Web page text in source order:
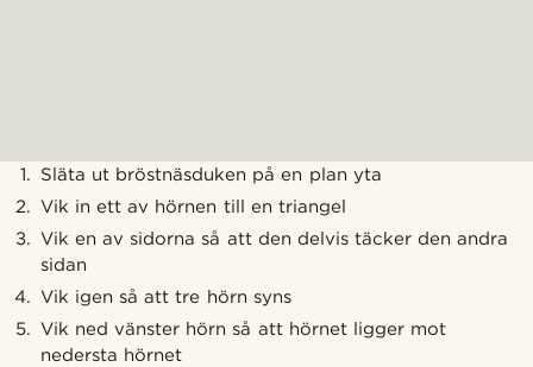
Släta ut bröstnäsduken på en plan yta
Vik in ett av hörnen till en triangel
Vik en av sidorna så att den delvis täcker den andra
sidan
Vik igen så att tre hörn syns
Vik ned vänster hörn så att hörnet ligger mot
nedersta hörnet